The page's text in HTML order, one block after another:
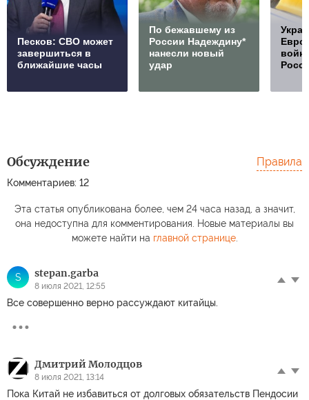
Песков: СВО может
завершиться в
ближайшие часы
По бежавшему из
России Надеждину*
нанесли новый
удар
Обсуждение
Комментариев: 12
Правила
Эта статья опубликована более, чем 24 часа назад, а значит,
она недоступна для комментирования. Новые материалы вы
можете найти на главной странице.
S stepan.garba
8 июля 2021, 12:55
Все совершенно верно рассуждают китайцы.
Дмитрий Молодцов
8 июля 2021, 13:14
Пока Китай не избавиться от долговых обязательств Пендосии